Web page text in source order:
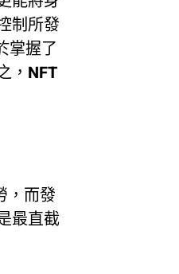
制所發
掌握了
，NFT
，而發
最直截